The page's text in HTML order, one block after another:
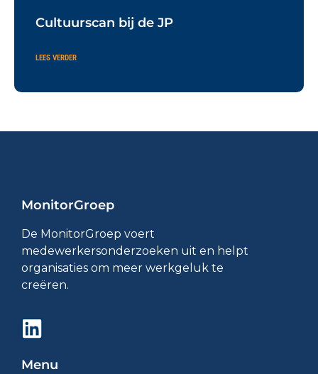
Cultuurscan bij de JP
LEES VERDER
MonitorGroep
De MonitorGroep voert
medewerkersonderzoeken uit en helpt
organisaties om meer werkgeluk te
creëren.
Menu